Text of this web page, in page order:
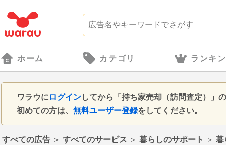
ホーム カテゴリ ランキ
ワラウに ログインしてから「持ち家売却（訪問査定）」
初めての方は、 無料ユーザー登録をしてください。
すべての広告 ＞ すべてのサービス ＞ 暮らしのサポート ＞ 暮